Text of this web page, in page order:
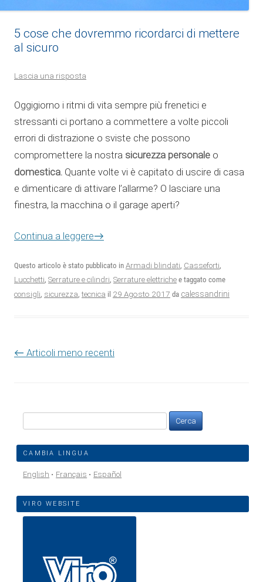
5 cose che dovremmo ricordarci di mettere
al sicuro
Lascia una risposta
Oggigiorno i ritmi di vita sempre più frenetici e
stressanti ci portano a commettere a volte piccoli
errori di distrazione o sviste che possono
compromettere la nostra sicurezza personale o
domestica. Quante volte vi è capitato di uscire di casa
e dimenticare di attivare l’allarme? O lasciare una
finestra, la macchina o il garage aperti?
Continua a leggere→
Questo articolo è stato pubblicato in Armadi blindati, Casseforti,
Lucchetti, Serrature e cilindri, Serrature elettriche e taggato come
consigli, sicurezza, tecnica il 29 Agosto 2017 da calessandrini
← Articoli meno recenti
per:
CAMBIA LINGUA
English Français Español
VIRO WEBSITE